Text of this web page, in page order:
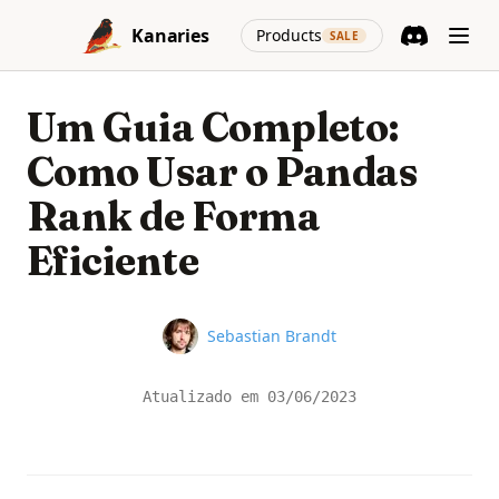
Skip to content
Kanaries
Products SALE
(opens in a
Um Guia Completo:
Como Usar o Pandas
Rank de Forma
Eficiente
Name
Sebastian Brandt
Atualizado em 03/06/2023